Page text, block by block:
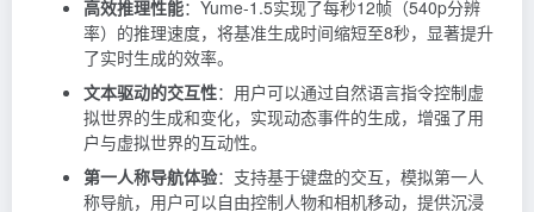
高效推理性能：Yume-1.5实现了每秒12帧（540p分辨
率）的推理速度，将基准生成时间缩短至8秒，显著提升
了实时生成的效率。
文本驱动的交互性：用户可以通过自然语言指令控制虚
拟世界的生成和变化，实现动态事件的生成，增强了用
户与虚拟世界的互动性。
第一人称导航体验：支持基于键盘的交互，模拟第一人
称导航，用户可以自由控制人物和相机移动，提供沉浸